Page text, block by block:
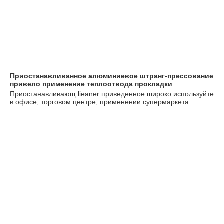
Приостанавливанное алюминиевое штранг-прессование
привело применение теплоотвода прокладки
Приостанавливающ lieaner приведенное широко используйте
в офисе, торговом центре, применении супермаркета